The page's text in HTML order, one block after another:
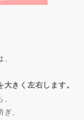
きく左右します。
、